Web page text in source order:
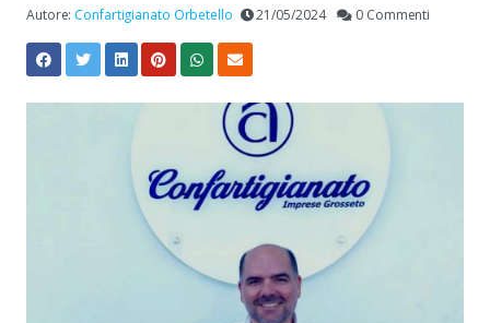
Autore: Confartigianato Orbetello 21/05/2024 0 Commenti